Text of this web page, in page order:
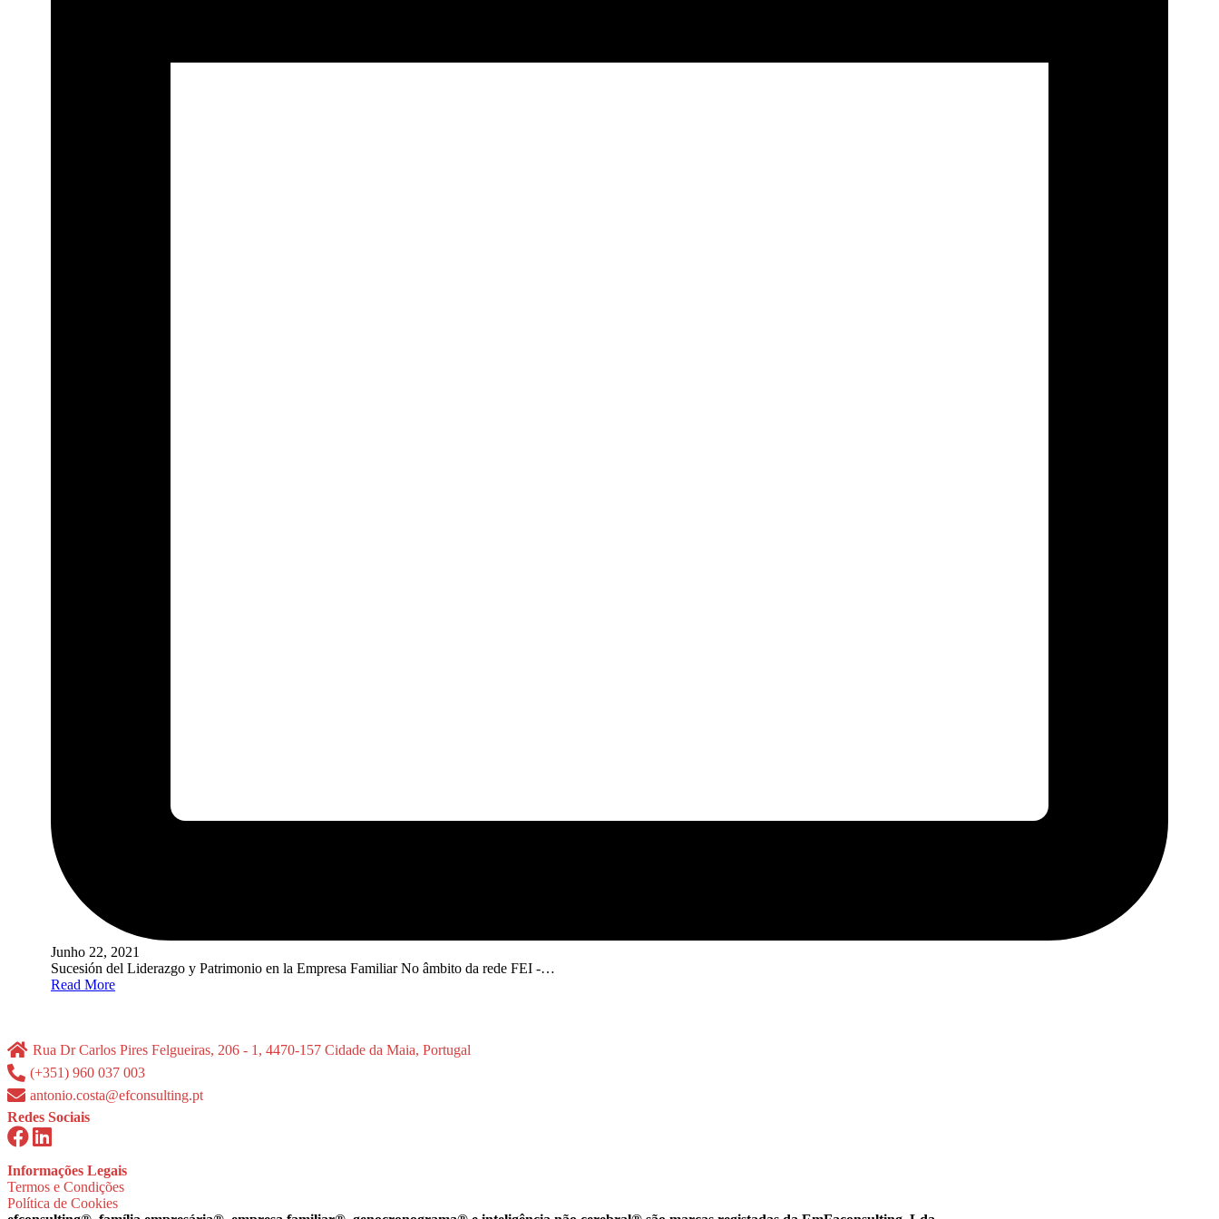
Junho 22, 2021
Sucesión del Liderazgo y Patrimonio en la Empresa Familiar No âmbito da rede FEI -…
Read More
Rua Dr Carlos Pires Felgueiras, 206 - 1, 4470-157 Cidade da Maia, Portugal
(+351) 960 037 003
antonio.costa@efconsulting.pt
Redes Sociais
Informações Legais
Termos e Condições
Política de Cookies